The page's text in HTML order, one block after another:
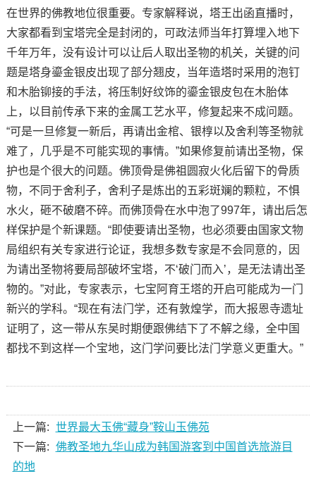
在世界的佛教地位很重要。专家解释说，塔王出函直播时，
大家都看到宝塔完全是封闭的，可政法师当年打算埋入地下
千年万年，没有设计可以让后人取出圣物的机关，关键的问
题是塔身鎏金银皮出现了部分翘皮，当年造塔时采用的泡钉
和木胎铆接的手法，将压制好纹饰的鎏金银皮包在木胎体
上，以目前传承下来的金属工艺水平，修复起来不成问题。
“可是一旦修复一新后，再请出金棺、银椁以及舍利等圣物就
难了，几乎是不可能实现的事情。”如果修复前请出圣物，保
护也是个很大的问题。佛顶骨是佛祖圆寂火化后留下的骨质
物，不同于舍利子，舍利子是炼出的五彩斑斓的颗粒，不惧
水火，砸不破磨不碎。而佛顶骨在水中泡了997年，请出后怎
样保护是个新课题。“即使要请出圣物，也必须要由国家文物
局组织有关专家进行论证，我想多数专家是不会同意的，因
为请出圣物将要局部破坏宝塔，不‘破门而入’，是无法请出圣
物的。”对此，专家表示，七宝阿育王塔的开启可能成为一门
新兴的学科。“现在有法门学，还有敦煌学，而大报恩寺遗址
证明了，这一带从东吴时期便跟佛结下了不解之缘，全中国
都找不到这样一个宝地，这门学问要比法门学意义更重大。”
上一篇: 世界最大玉佛“藏身”鞍山玉佛苑
下一篇: 佛教圣地九华山成为韩国游客到中国首选旅游目
的地